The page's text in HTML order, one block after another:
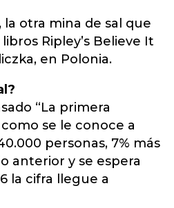
la otra mina de sal que
Ripley’s Believe It
en Polonia.
“La primera
se le conoce a
personas, 7% más
anterior y se espera
la cifra llegue a